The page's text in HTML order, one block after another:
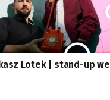
Lotek | stand-up we